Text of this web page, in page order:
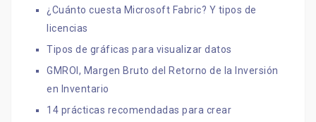
¿Cuánto cuesta Microsoft Fabric? Y tipos de
licencias
Tipos de gráficas para visualizar datos
GMROI, Margen Bruto del Retorno de la Inversión
en Inventario
14 prácticas recomendadas para crear